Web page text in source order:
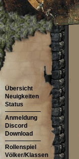
Übersicht
Neuigkeiten
Status
Anmeldung
Discord
Download
Rollenspiel
Völker/Klassen